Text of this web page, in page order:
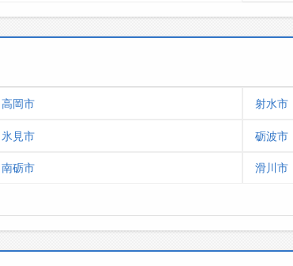
高岡市 射水市
氷見市 砺波市
南砺市 滑川市